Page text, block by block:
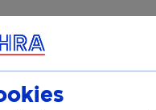
& Contact